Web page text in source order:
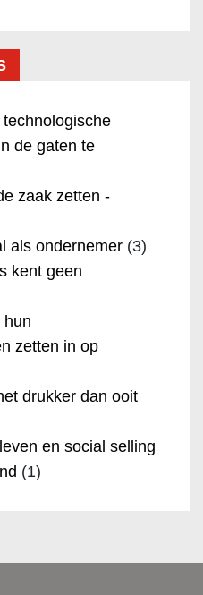
de gaten te
zaak zetten -
als ondernemer (3)
kent geen
hun
zetten in op
drukker dan ooit
en social selling
(1)